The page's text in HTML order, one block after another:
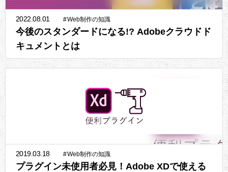
2022.08.01 #Web制作の知識
今後のスタンダードになる!? Adobeクラウドド
キュメントとは
2019.03.18 #Web制作の知識
プラグイン未使用者必見！Adobe XDで使える